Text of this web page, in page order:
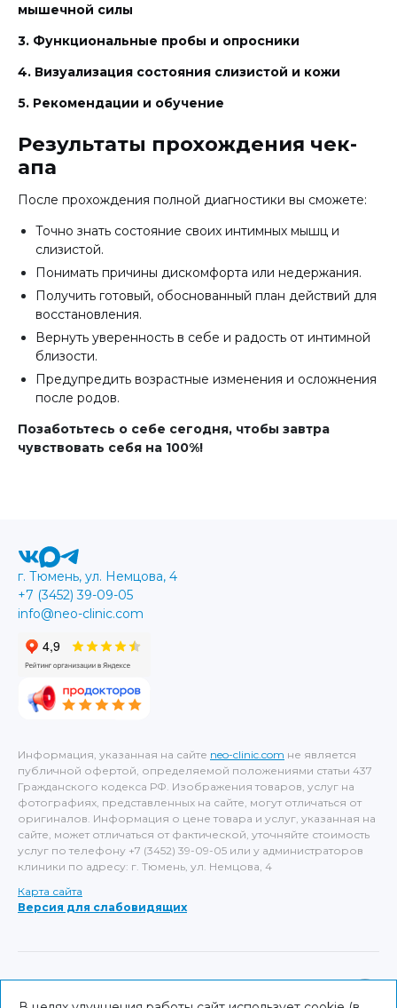
мышечной силы
3. Функциональные пробы и опросники
4. Визуализация состояния слизистой и кожи
5. Рекомендации и обучение
Результаты прохождения чек-
апа
После прохождения полной диагностики вы сможете:
Точно знать состояние своих интимных мышц и
слизистой.
Понимать причины дискомфорта или недержания.
Получить готовый, обоснованный план действий для
восстановления.
Вернуть уверенность в себе и радость от интимной
близости.
Предупредить возрастные изменения и осложнения
после родов.
Позаботьтесь о себе сегодня, чтобы завтра
чувствовать себя на 100%!
Информация, указанная на сайте neo-clinic.com не является
публичной офертой, определяемой положениями статьи 437
Гражданского кодекса РФ. Изображения товаров, услуг на
фотографиях, представленных на сайте, могут отличаться от
оригиналов. Информация о цене товара и услуг, указанная на
сайте, может отличаться от фактической, уточняйте стоимость
услуг по телефону +7 (3452) 39-09-05 или у администраторов
клиники по адресу: г. Тюмень, ул. Немцова, 4
Карта сайта
Версия для слабовидящих
г. Тюмень, ул. Немцова, 4
+7 (3452) 39-09-05
info@neo-clinic.com
КОНСУЛЬТАЦИЯ СПЕЦИАЛИСТА